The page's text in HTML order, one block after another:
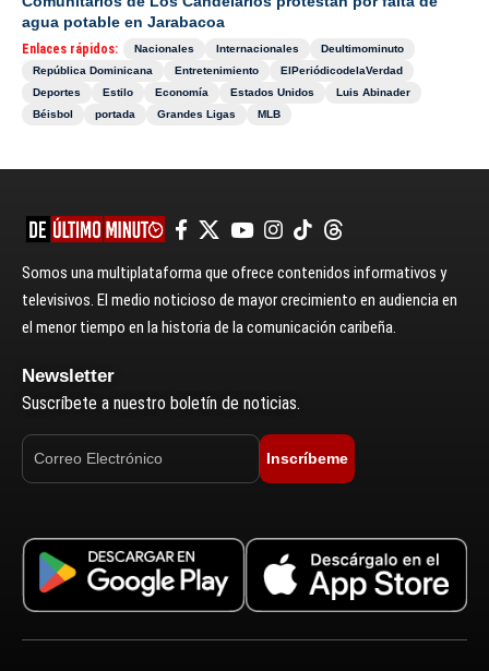
agua potable en Jarabacoa
Enlaces rápidos: Nacionales Internacionales
Deultimominuto
República Dominicana
Entretenimiento
ElPeriódicodelaVerdad
Deportes
Estilo Economía Estados Unidos
Luis Abinader
Béisbol
portada Grandes Ligas MLB
Somos una multiplataforma que ofrece contenidos informativos y
televisivos. El medio noticioso de mayor crecimiento en audiencia en
el menor tiempo en la historia de la comunicación caribeña.
Newsletter
Suscríbete a nuestro boletín de noticias.
Inscríbeme